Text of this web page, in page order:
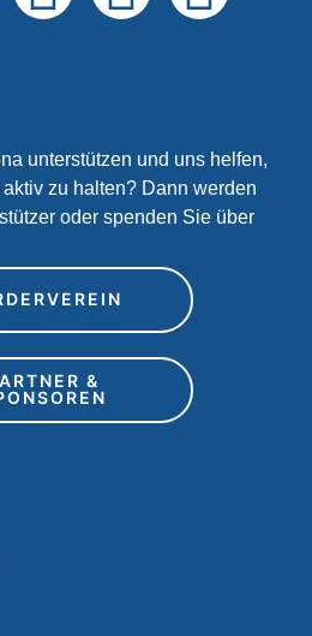
unterstützen und uns helfen,
zu halten? Dann werden
oder spenden Sie über
&